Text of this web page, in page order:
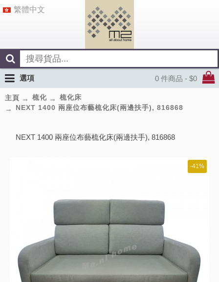
繁體中文
0 件商品 - $0
選項
主頁 梳化
梳化床
NEXT 1400 兩座位布藝梳化床(兩邊扶手), 816868
NEXT 1400 兩座位布藝梳化床(兩邊扶手), 816868
-41%